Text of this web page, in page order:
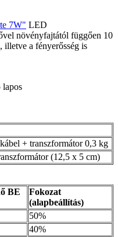
7W" LED
növényfajtától függően 10
a fényerősség is
lapos
+ transzformátor 0,3 kg
(12,5 x 5 cm)
BE
Fokozat
(alapbeállítás)
50%
40%